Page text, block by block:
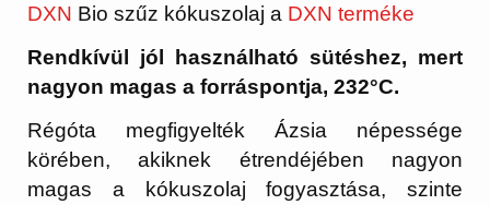
DXN Bio szűz kókuszolaj a DXN terméke
Rendkívül jól használható sütéshez, mert
nagyon magas a forráspontja, 232°C.
Régóta megfigyelték Ázsia népessége
körében, akiknek étrendéjében nagyon
magas a kókuszolaj fogyasztása, szinte